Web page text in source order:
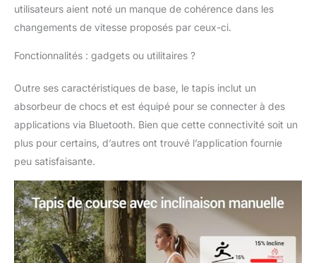
barres d'appui
garantissent la sécurité
de l'exercice et vous
permettent d'adapter
d'entraînement à vos
besoins individuels. De
plus, le tapis de course
propose 12
programmes prédéfinis
à rebours pour vous
aider à gérer
efficacement la durée
de votre entraînement
ou les calories brûlées.
【12+3 modes
utilisateurs aient noté un manque de cohérence dans les
changements de vitesse proposés par ceux-ci.
Fonctionnalités : gadgets ou utilitaires ?
Outre ses caractéristiques de base, le tapis inclut un
absorbeur de chocs et est équipé pour se connecter à des
applications via Bluetooth. Bien que cette connectivité soit un
plus pour certains, d’autres ont trouvé l’application fournie
peu satisfaisante.